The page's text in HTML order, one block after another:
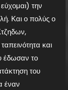
εύχομαι) την
Και ο πολύς ο
και
έδωσαν το
του
έναν